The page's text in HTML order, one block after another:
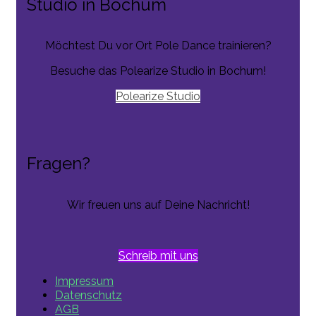
Studio in Bochum
Möchtest Du vor Ort Pole Dance trainieren?
Besuche das Polearize Studio in Bochum!
Polearize Studio
Fragen?
Wir freuen uns auf Deine Nachricht!
Schreib mit uns
Impressum
Datenschutz
AGB